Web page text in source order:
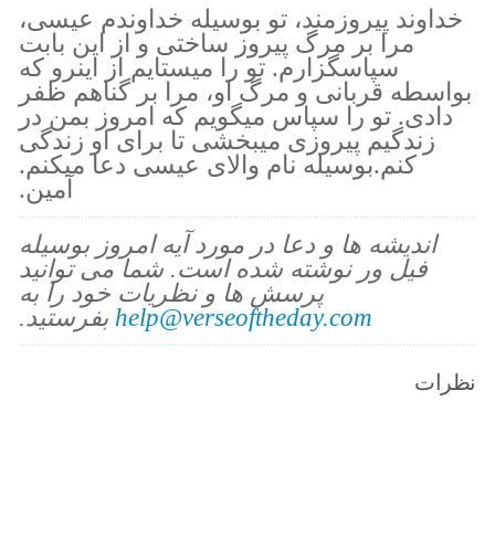
خداوند پيروزمند، تو بوسيله خداوندم عيسى،
مرا بر مرگ پيروز ساختى و از اين بابت
سپاسگزارم. تو را ميستايم از اينرو كه
بواسطه قربانى و مرگ او، مرا بر گناهم ظفر
دادى. تو را سپاس ميگويم كه امروز بمن در
زندگيم پيروزى ميبخشى تا براى او زندگى
كنم.بوسيله نام والاى عيسى دعا ميكنم.
آمين.
اندیشه ها و دعا در مورد آیه امروز بوسیله
فیل ور نوشته شده است. شما می توانید
پرسش ها و نظریات خود را به
help@verseoftheday.com بفرستید.
نظرات